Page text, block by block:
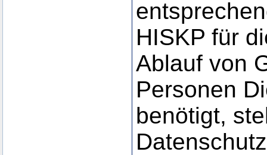
HISKP für
Ablauf von
Personen
benötigt,